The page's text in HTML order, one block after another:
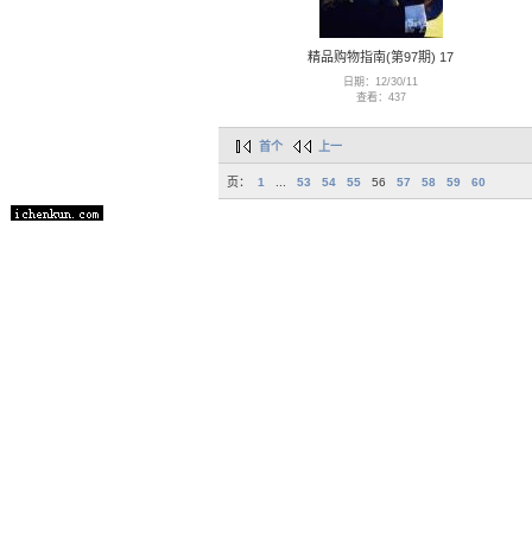
精品购物指南(第97期) 17
日期：12/30/11
查看：437
首个 上一
页： 1 53 54 55 56 57 58 59 60